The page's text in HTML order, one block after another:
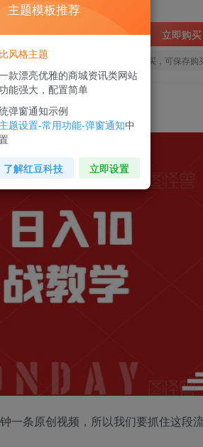
立即购买
您当前未登录！建议登陆后购买，可保存购
一条原创视频，所以我们要抓住这段
主题模板推荐
风格主题
款漂亮优雅的商城资讯类网站
能强大，配置简单
弹窗通知示例
主题设置-常用功能-弹窗通知中
了解红豆科技 立即设置